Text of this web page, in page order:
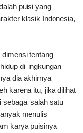
puisi yang
klasik Indonesia,
tentang
di lingkungan
dia akhirnya
karena itu, jika dilihat
sebagai salah satu
menulis
karya puisinya